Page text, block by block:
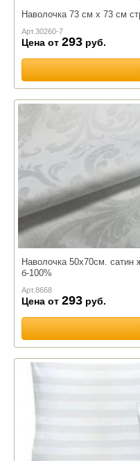
Наволочка 73 см х 73 см
Арт.30260-7
Цена от 293 руб.
Наволочка 50х70см. сатин
б-100%
Арт.8668
Цена от 293 руб.